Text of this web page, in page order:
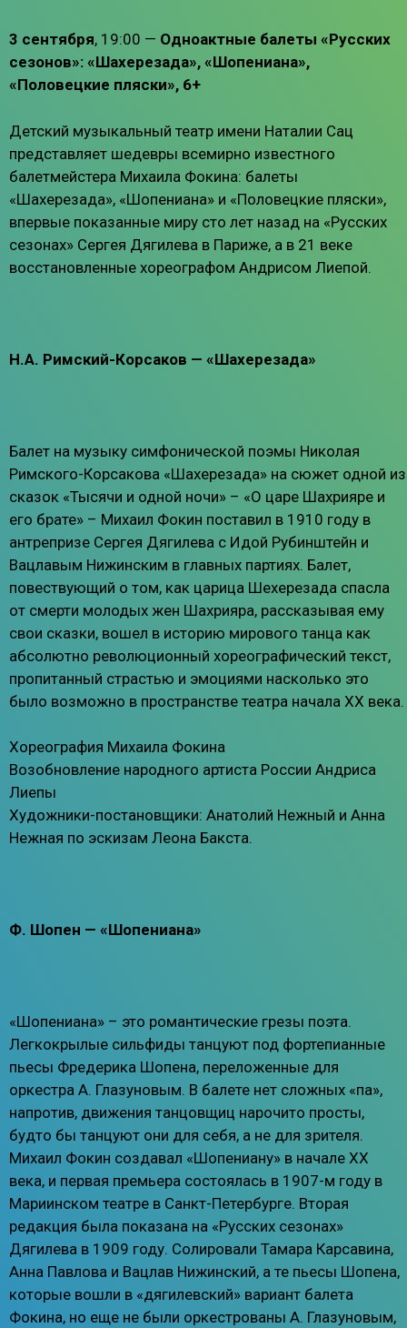
3 сентября, 19:00 — Одноактные балеты «Русских
сезонов»: «Шахерезада», «Шопениана»,
«Половецкие пляски», 6+
Детский музыкальный театр имени Наталии Сац
представляет шедевры всемирно известного
балетмейстера Михаила Фокина: балеты
«Шахерезада», «Шопениана» и «Половецкие пляски»,
впервые показанные миру сто лет назад на «Русских
сезонах» Сергея Дягилева в Париже, а в 21 веке
восстановленные хореографом Андрисом Лиепой.
Н.А. Римский-Корсаков — «Шахерезада»
Балет на музыку симфонической поэмы Николая
Римского-Корсакова «Шахерезада» на сюжет одной из
сказок «Тысячи и одной ночи» – «О царе Шахрияре и
его брате» – Михаил Фокин поставил в 1910 году в
антрепризе Сергея Дягилева с Идой Рубинштейн и
Вацлавым Нижинским в главных партиях. Балет,
повествующий о том, как царица Шехерезада спасла
от смерти молодых жен Шахрияра, рассказывая ему
свои сказки, вошел в историю мирового танца как
абсолютно революционный хореографический текст,
пропитанный страстью и эмоциями насколько это
было возможно в пространстве театра начала ХХ века.
Хореография Михаила Фокина
Возобновление народного артиста России Андриса
Лиепы
Художники-постановщики: Анатолий Нежный и Анна
Нежная по эскизам Леона Бакста.
Ф. Шопен — «Шопениана»
«Шопениана» – это романтические грезы поэта.
Легкокрылые сильфиды танцуют под фортепианные
пьесы Фредерика Шопена, переложенные для
оркестра А. Глазуновым. В балете нет сложных «па»,
напротив, движения танцовщиц нарочито просты,
будто бы танцуют они для себя, а не для зрителя.
Михаил Фокин создавал «Шопениану» в начале XX
века, и первая премьера состоялась в 1907-м году в
Мариинском театре в Санкт-Петербурге. Вторая
редакция была показана на «Русских сезонах»
Дягилева в 1909 году. Солировали Тамара Карсавина,
Анна Павлова и Вацлав Нижинский, а те пьесы Шопена,
которые вошли в «дягилевский» вариант балета
Фокина, но еще не были оркестрованы А. Глазуновым,